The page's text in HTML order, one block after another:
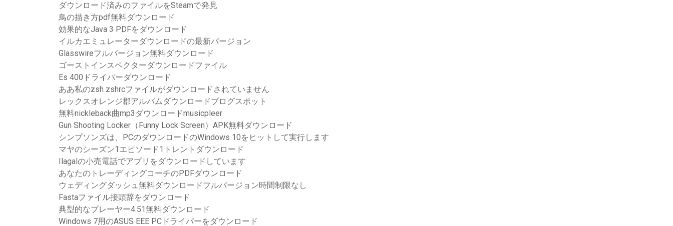
ダウンロード済みのファイルをSteamで発見
鳥の描き方pdf無料ダウンロード
効果的なJava 3 PDFをダウンロード
イルカエミュレーターダウンロードの最新バージョン
Glasswireフルバージョン無料ダウンロード
ゴーストインスペクターダウンロードファイル
Es 400ドライバーダウンロード
ああ私のzsh zshrcファイルがダウンロードされていません
レックスオレンジ郡アルバムダウンロードブログスポット
無料nickleback曲mp3ダウンロードmusicpleer
Gun Shooting Locker（Funny Lock Screen）APK無料ダウンロード
シンプソンズは、PCのダウンロードのWindows 10をヒットして実行します
マヤのシーズン1エピソード1トレントダウンロード
Ilagalの小売電話でアプリをダウンロードしています
あなたのトレーディングコーチのPDFダウンロード
ウェディングダッシュ無料ダウンロードフルバージョン時間制限なし
Fastaファイル接頭辞をダウンロード
典型的なプレーヤー4.51無料ダウンロード
Windows 7用のASUS EEE PCドライバーをダウンロード